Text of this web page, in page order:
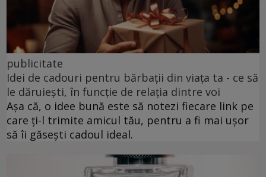
publicitate
Idei de cadouri pentru bărbații din viața ta - ce să
le dăruiești, în funcție de relația dintre voi
Așa că, o idee bună este să notezi fiecare link pe
care ți-l trimite amicul tău, pentru a fi mai ușor
să îi găsești cadoul ideal.